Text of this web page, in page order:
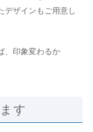
デザインもご用意し
、印象変わるか
す